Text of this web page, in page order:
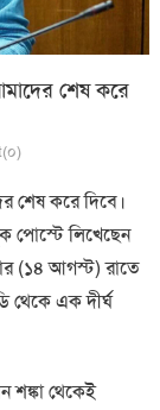
শেষ করে
শেষ করে দিবে।
পোস্টে লিখেছেন
(১৪ আগস্ট) রাতে
থেকে এক দীর্ঘ
শঙ্কা থেকেই